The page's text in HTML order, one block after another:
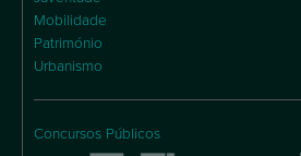
Mobilidade
Património
Urbanismo
Concursos Públicos